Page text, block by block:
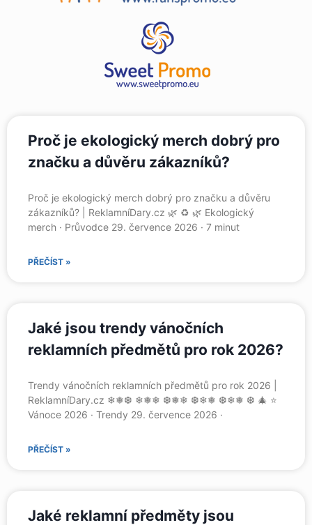
Proč je ekologický merch dobrý pro
značku a důvěru zákazníků?
Proč je ekologický merch dobrý pro značku a důvěru
zákazníků? | ReklamníDary.cz 🌿 ♻️ 🌿 Ekologický
merch · Průvodce 29. července 2026 · 7 minut
PŘEČÍST »
Jaké jsou trendy vánočních
reklamních předmětů pro rok 2026?
Trendy vánočních reklamních předmětů pro rok 2026 |
ReklamníDary.cz ❄❅❆ ❄❅❄ ❆❅❄ ❆❄❅ ❆❄❅ ❆ 🎄 ⭐
Vánoce 2026 · Trendy 29. července 2026 ·
PŘEČÍST »
Jaké reklamní předměty jsou